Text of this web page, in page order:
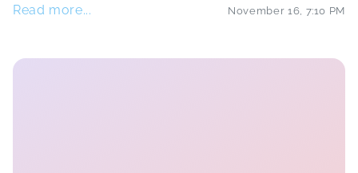
Read more... November 16 7:10 PM